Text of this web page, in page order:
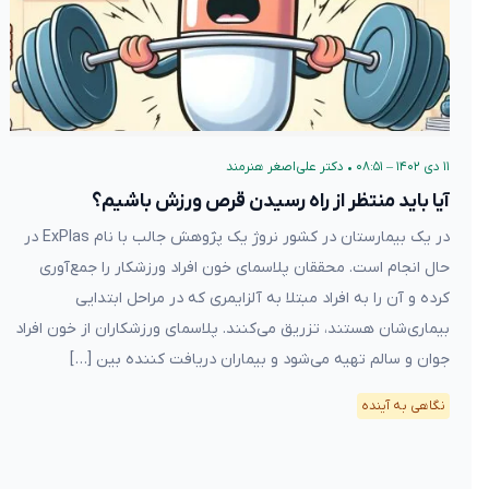
۱۱ دی ۱۴۰۲ – ۰۸:۵۱ • دکتر علی‌اصغر هنرمند
آیا باید منتظر از راه رسیدن قرص ورزش باشیم؟
در یک بیمارستان در کشور نروژ یک پژوهش جالب با نام ExPlas در
حال انجام است. محققان پلاسمای خون افراد ورزشکار را جمع‌آوری
کرده و آن را به افراد مبتلا به آلزایمری که در مراحل ابتدایی
بیماری‌شان هستند، تزریق می‌کنند. پلاسمای ورزشکاران از خون افراد
جوان و سالم تهیه می‌شود و بیماران دریافت کننده بین […]
نگاهی به آینده